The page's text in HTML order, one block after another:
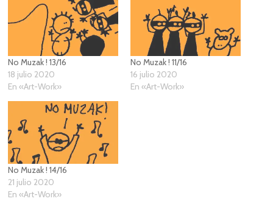
No Muzak ! 13/16
18 julio 2020
En «Art-Work»
No Muzak ! 11/16
16 julio 2020
En «Art-Work»
No Muzak ! 14/16
21 julio 2020
En «Art-Work»